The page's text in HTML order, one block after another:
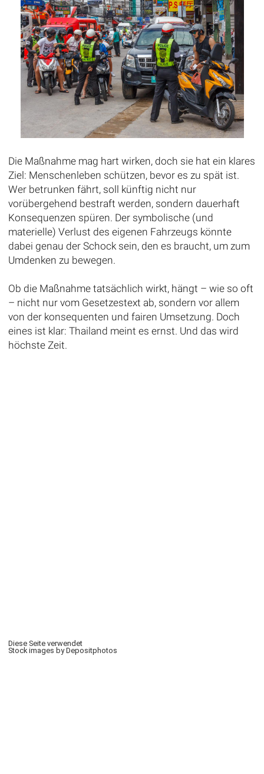
Die Maßnahme mag hart wirken, doch sie hat ein klares
Ziel: Menschenleben schützen, bevor es zu spät ist.
Wer betrunken fährt, soll künftig nicht nur
vorübergehend bestraft werden, sondern dauerhaft
Konsequenzen spüren. Der symbolische (und
materielle) Verlust des eigenen Fahrzeugs könnte
dabei genau der Schock sein, den es braucht, um zum
Umdenken zu bewegen.
Ob die Maßnahme tatsächlich wirkt, hängt – wie so oft
– nicht nur vom Gesetzestext ab, sondern vor allem
von der konsequenten und fairen Umsetzung. Doch
eines ist klar: Thailand meint es ernst. Und das wird
höchste Zeit.
Diese Seite verwendet
Stock images by Depositphotos